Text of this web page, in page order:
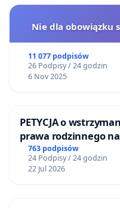
Nie dla obowiązku
11 077 podpisów
26 Podpisy / 24 godzin
6 Nov 2025
PETYCJA o
763 podpisów
24 Podpisy / 24 godzin
22 Jul 2026